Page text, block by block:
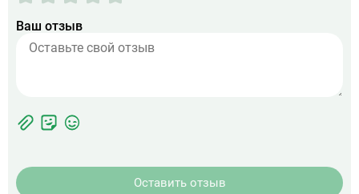
Ваш отзыв
Фотографии
ЖК
Прикрепить
фото
Оставить отзыв